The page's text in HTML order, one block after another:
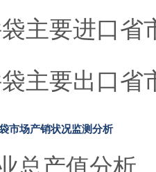
主要进口省
主要出口省
市场产销状况监测分析
总产值分析